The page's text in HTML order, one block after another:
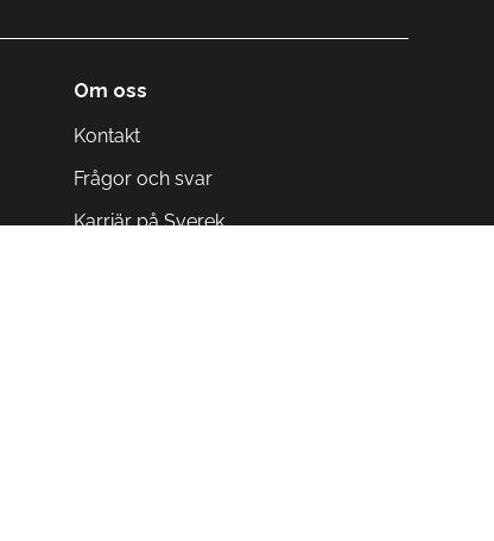
Om oss
Kontakt
Frågor och svar
Karriär på Sverek